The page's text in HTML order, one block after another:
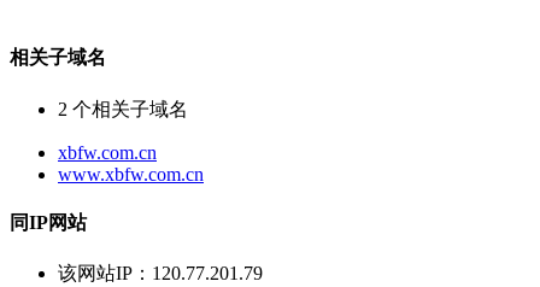
相关子域名
2 个相关子域名
xbfw.com.cn
www.xbfw.com.cn
同IP网站
该网站IP： 120.77.201.79